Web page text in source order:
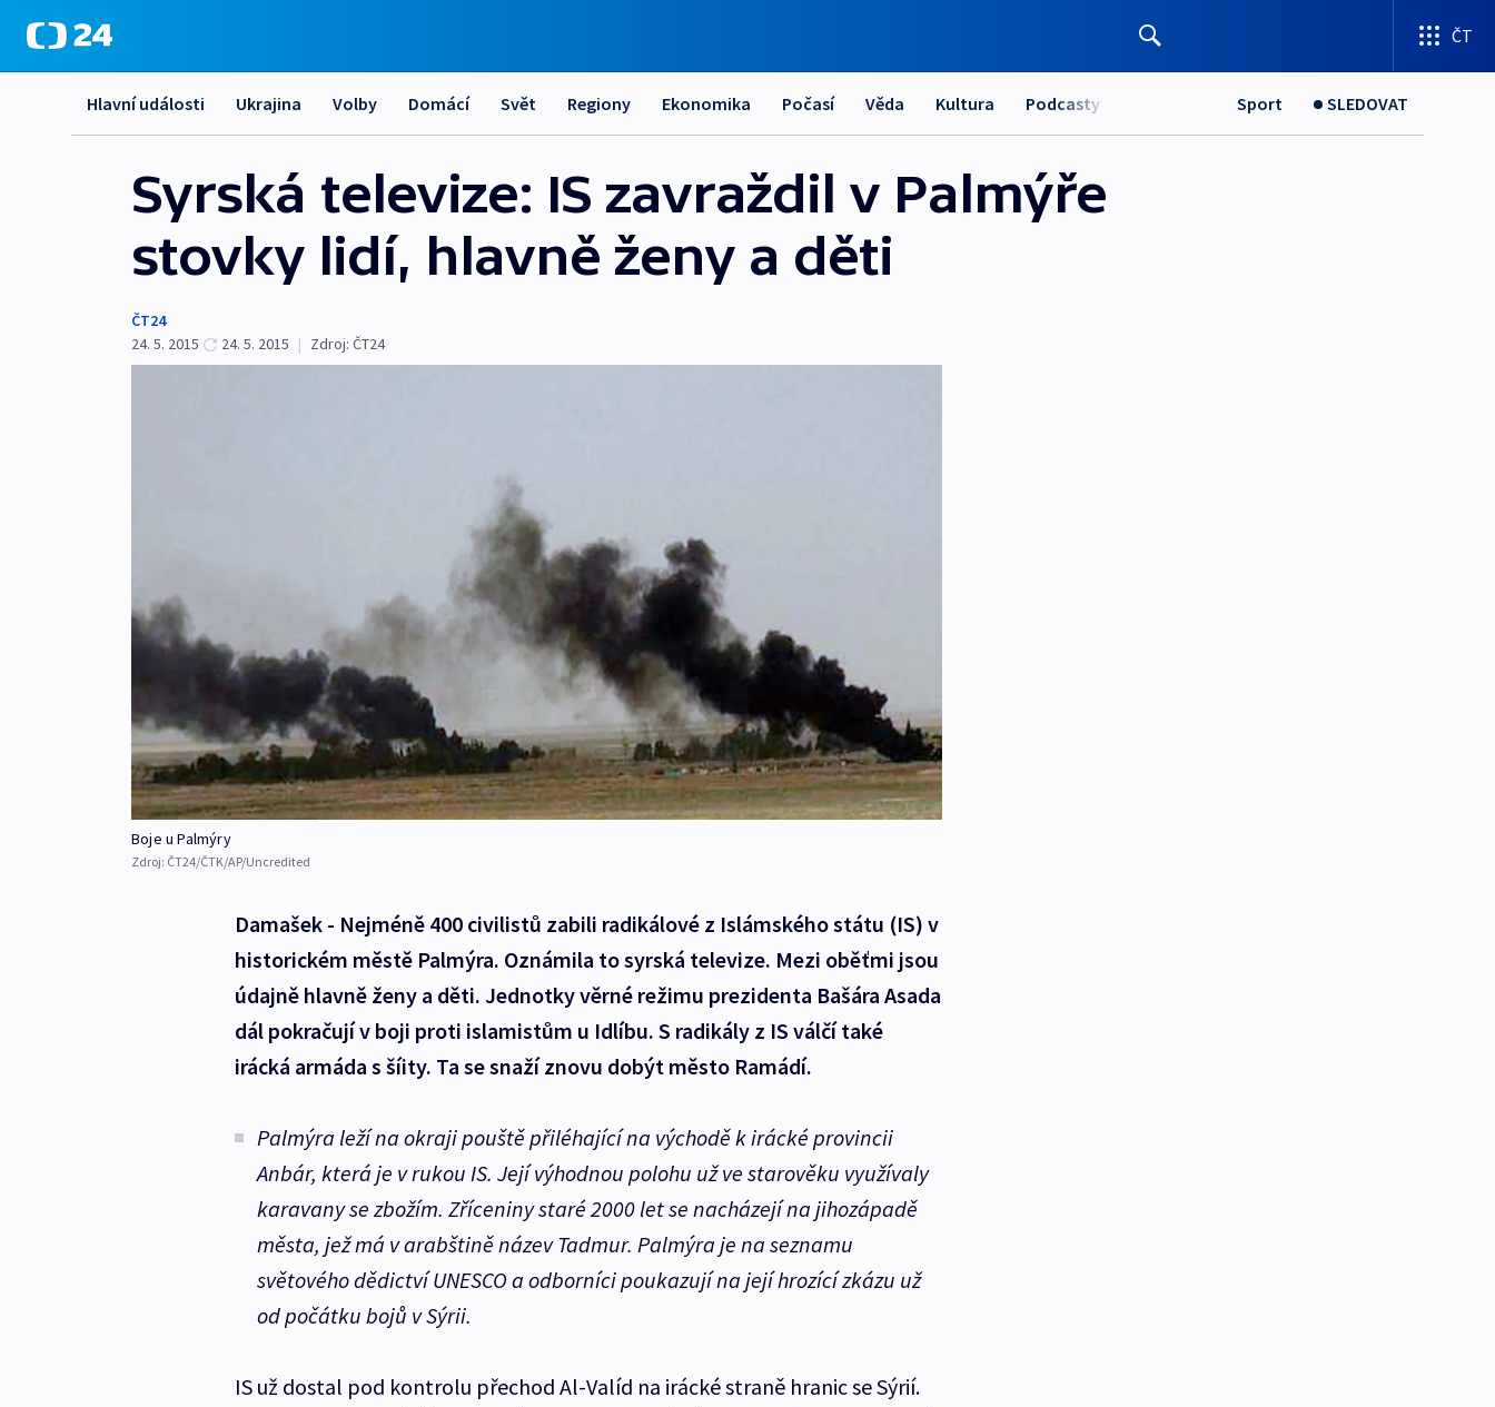
ČT
Hlavní události Ukrajina Volby Domácí Svět Regiony Ekonomika Počasí Věda Kultura Podcasty Sport SLEDOVAT
Syrská televize: IS zavraždil v Palmýře
stovky lidí, hlavně ženy a děti
ČT24
24. 5. 2015
24. 5. 2015 | Zdroj: ČT24
Boje u Palmýry
Zdroj: ČT24/ČTK/AP/Uncredited
Damašek - Nejméně 400 civilistů zabili radikálové z Islámského státu (IS) v
historickém městě Palmýra. Oznámila to syrská televize. Mezi oběťmi jsou
údajně hlavně ženy a děti. Jednotky věrné režimu prezidenta Bašára Asada
dál pokračují v boji proti islamistům u Idlíbu. S radikály z IS válčí také
irácká armáda s šíity. Ta se snaží znovu dobýt město Ramádí.
Palmýra leží na okraji pouště přiléhající na východě k irácké provincii
Anbár, která je v rukou IS. Její výhodnou polohu už ve starověku využívaly
karavany se zbožím. Zříceniny staré 2000 let se nacházejí na jihozápadě
města, jež má v arabštině název Tadmur. Palmýra je na seznamu
světového dědictví UNESCO a odborníci poukazují na její hrozící zkázu už
od počátku bojů v Sýrii.
IS už dostal pod kontrolu přechod Al-Valíd na irácké straně hranic se Sýrií.